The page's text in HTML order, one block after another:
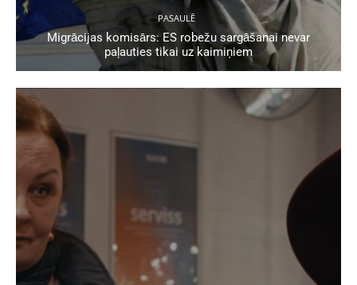
PASAULĒ
Migrācijas komisārs: ES robežu sargāšanai nevar
paļauties tikai uz kaimiņiem